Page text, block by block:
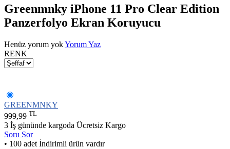
Greenmnky iPhone 11 Pro Clear Edition
Panzerfolyo Ekran Koruyucu
Henüz yorum yokYorum Yaz
RENK
GREENMNKY
999,99 TL
3 İş gününde kargoda Ücretsiz Kargo
Soru Sor
• 100 adet İndirimli ürün vardır